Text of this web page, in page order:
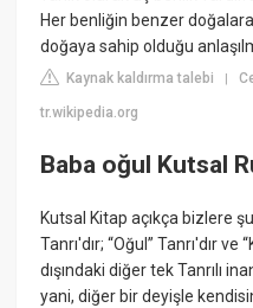
Her benliğin benzer
doğaya sahip olduğu
Kaynak kaldırma talebi |
tr.wikipedia.org
Baba oğul Kutsal
Kutsal Kitap açıkça bizlere
Tanrı'dır; “Oğul” Tanrı'dır ve
dışındaki diğer tek Tanrılı
yani, diğer bir deyişle